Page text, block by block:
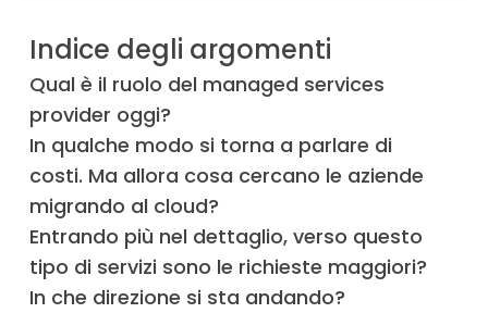
Indice degli argomenti
Qual è il ruolo del managed services
provider oggi?
In qualche modo si torna a parlare di
costi. Ma allora cosa cercano le aziende
migrando al cloud?
Entrando più nel dettaglio, verso questo
tipo di servizi sono le richieste maggiori?
In che direzione si sta andando?